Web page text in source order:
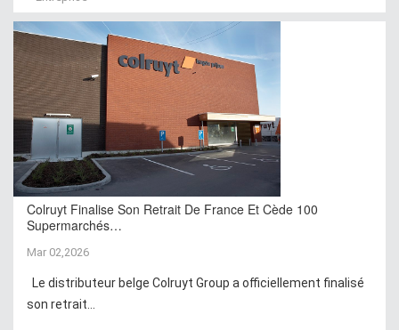
Colruyt Finalise Son Retrait De France Et Cède 100
Supermarchés…
Mar 02,2026
Le distributeur belge Colruyt Group a officiellement finalisé
son retrait...